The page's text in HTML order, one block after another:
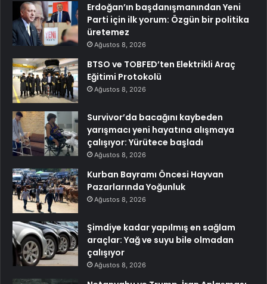
Erdoğan’ın başdanışmanından Yeni
Parti için ilk yorum: Özgün bir politika
üretemez
Ağustos 8, 2026
BTSO ve TOBFED’ten Elektrikli Araç
Eğitimi Protokolü
Ağustos 8, 2026
Survivor’da bacağını kaybeden
yarışmacı yeni hayatına alışmaya
çalışıyor: Yürütece başladı
Ağustos 8, 2026
Kurban Bayramı Öncesi Hayvan
Pazarlarında Yoğunluk
Ağustos 8, 2026
Şimdiye kadar yapılmış en sağlam
araçlar: Yağ ve suyu bile olmadan
çalışıyor
Ağustos 8, 2026